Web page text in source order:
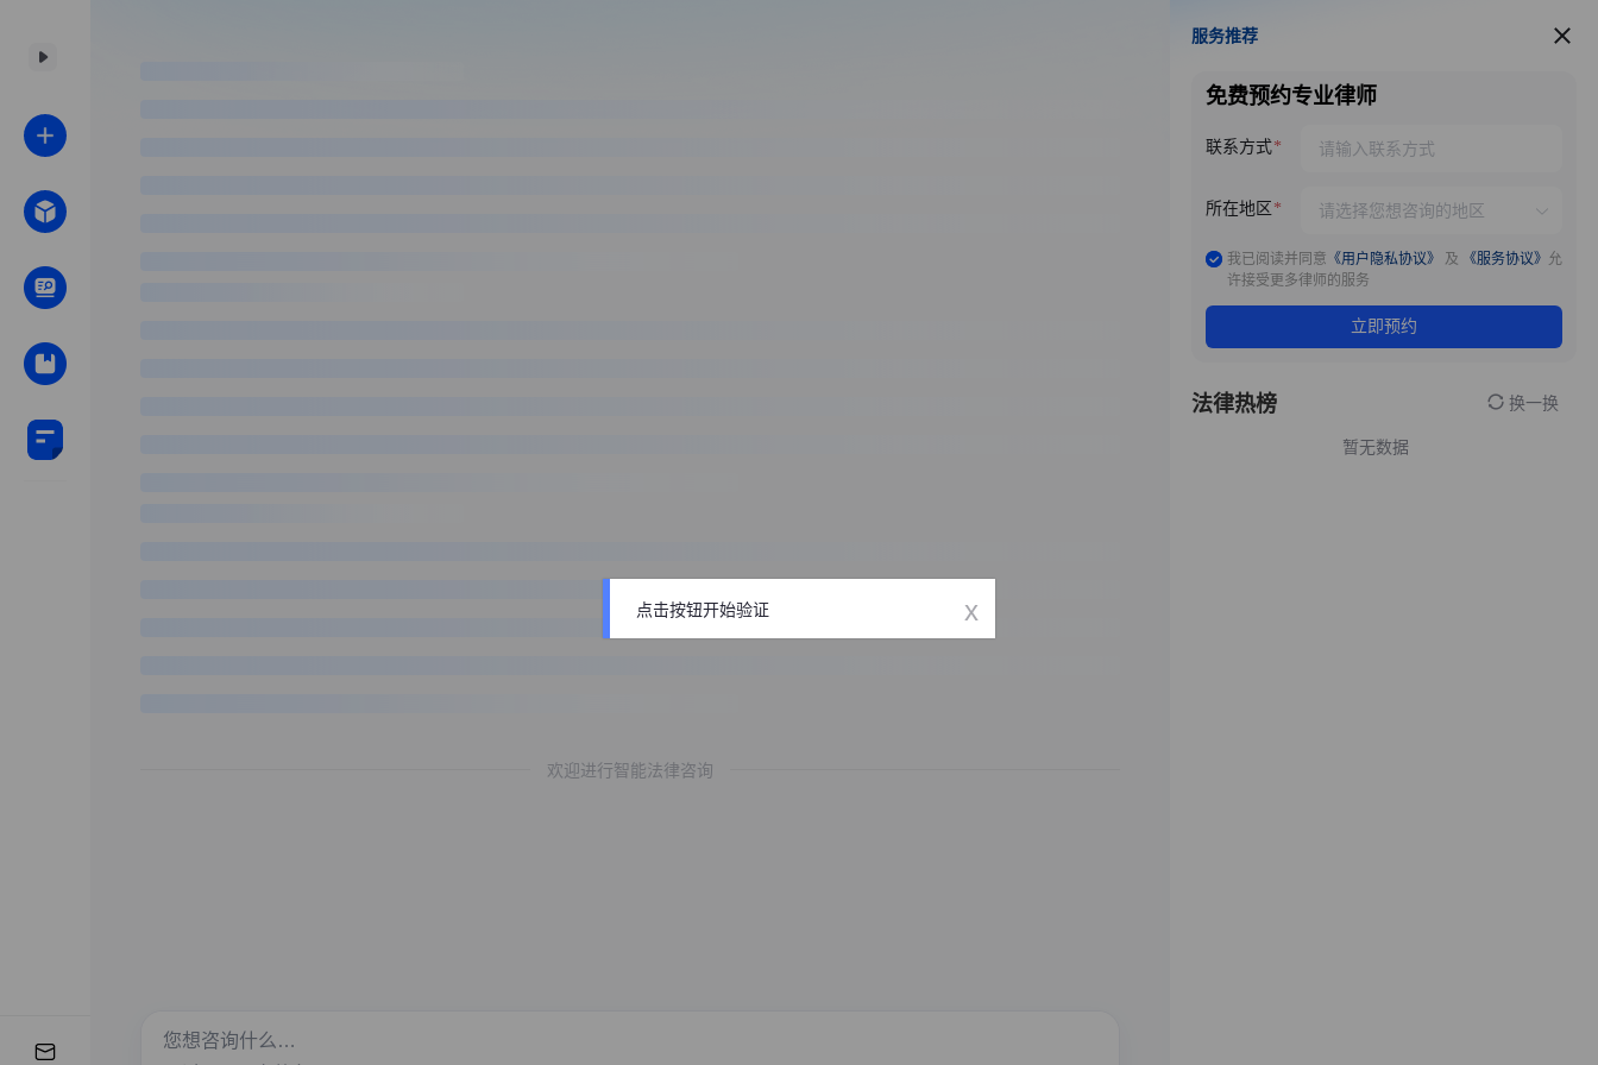
欢迎进行智能法律咨询
服务推荐
服务推荐
免费预约专业律师
联系方式
所在地区
我已阅读并同意 《用户隐私协议》 及 《服务协议》 允
许接受更多律师的服务
立即预约
法律热榜 换一换
暂无数据
点击按钮开始验证 x